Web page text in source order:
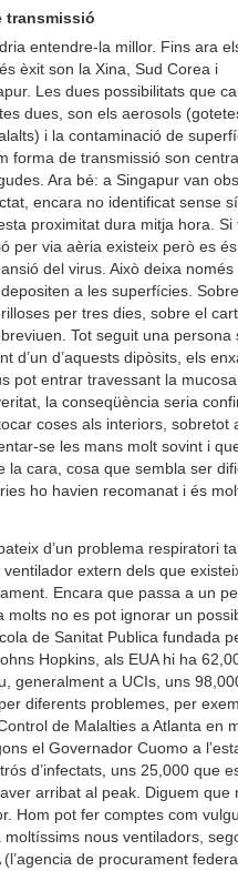
transmissió
entendre-la millor. Fins ara
èxit son la Xina, Sud Corea i
Les dues possibilitats que
dues, son els aerosols
i la contaminació de
forma de transmissió son
Ara bé: a Singapur van
encara no identificat sense
proximitat dura mitja hora. Si
per via aèria existeix però es
del virus. Això deixa només
a les superfícies.
per tres dies, sobre el
Tot seguit una persona
d’un d’aquests dipòsits, els
pot entrar travessant la
la conseqüència seria
coses als interiors, sobretot
se les mans molt sovint i
la cara, cosa que sembla ser
ho havien recomanat i és
d’un problema respiratori
extern dels que
Encara que passa a un
molts no es pot ignorar un
de Sanitat Publica fundada
Hopkins, als EUA hi ha
generalment a UCIs, uns
diferents problemes, per
de Malalties a Atlanta en
el Governador Cuomo a
d’infectats, uns 25,000 que
arribat al peak. Diguem que
Hom pot fer comptes com
moltíssims nous ventiladors,
de procurament